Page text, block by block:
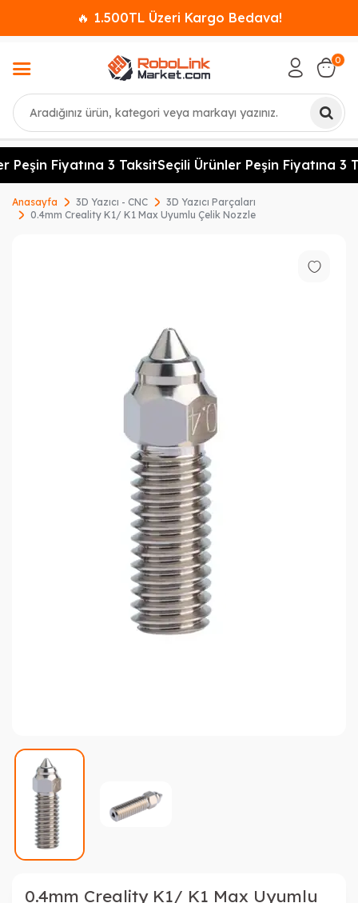
🔥 1.500TL Üzeri Kargo Bedava!
Ara
0
Peşin Fiyatına 3 TaksitSeçili Ürünler Peşin Fiyatına 3
Anasayfa 3D Yazıcı - CNC
3D Yazıcı Parçaları
0.4mm Creality K1/ K1 Max Uyumlu Çelik Nozzle
0.4mm Creality K1/ K1 Max Uyumlu